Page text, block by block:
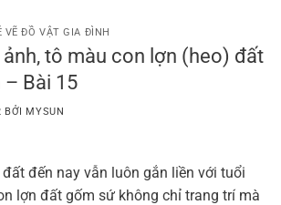
VẼ ĐỒ VẬT GIA ĐÌNH
ảnh, tô màu con lợn (heo) đất
– Bài 15
BỞI MYSUN
đến nay vẫn luôn gắn liền với tuổi
lợn đất gốm sứ không chỉ trang trí mà